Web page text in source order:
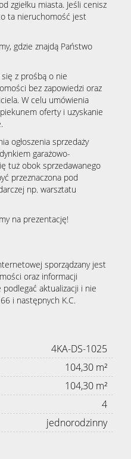
zgiełku miasta. Jeśli cenisz
ta nieruchomość jest
gdzie znajdą Państwo
się z prośbą o nie
bez zapowiedzi oraz
W celu umówienia
oferty i uzyskanie
ogłoszenia sprzedaży
garażowo-
tuż obok sprzedawanego
przeznaczona pod
np. warsztatu
na prezentację!
sporządzany jest
oraz informacji
podlegać aktualizacji i nie
i następnych K.C.
4KA-DS-1025
104,30 m²
104,30 m²
4
jednorodzinny